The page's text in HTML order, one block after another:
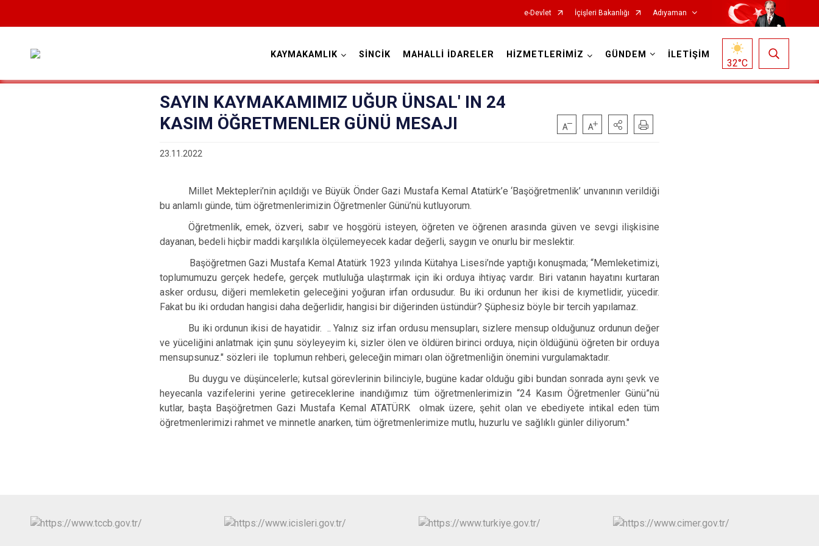
e-Devlet İçişleri Bakanlığı Adıyaman
Gerger
Gölbaşı
Kahta
Samsat
Sincik
Tut
KAYMAKAMLIK SİNCİK MAHALLİ İDARELER HİZMETLERİMİZ GÜNDEM İLETİŞİM
32°C
SAYIN KAYMAKAMIMIZ UĞUR ÜNSAL' IN 24
KASIM ÖĞRETMENLER GÜNÜ MESAJI
23.11.2022
Millet Mektepleri’nin açıldığı ve Büyük Önder Gazi Mustafa Kemal Atatürk’e ‘Başöğretmenlik’ unvanının verildiği
bu anlamlı günde, tüm öğretmenlerimizin Öğretmenler Günü’nü kutluyorum.
Öğretmenlik, emek, özveri, sabır ve hoşgörü isteyen, öğreten ve öğrenen arasında güven ve sevgi ilişkisine
dayanan, bedeli hiçbir maddi karşılıkla ölçülemeyecek kadar değerli, saygın ve onurlu bir meslektir.
Başöğretmen Gazi Mustafa Kemal Atatürk 1923 yılında Kütahya Lisesi’nde yaptığı konuşmada; “Memleketimizi,
toplumumuzu gerçek hedefe, gerçek mutluluğa ulaştırmak için iki orduya ihtiyaç vardır. Biri vatanın hayatını kurtaran
asker ordusu, diğeri memleketin geleceğini yoğuran irfan ordusudur. Bu iki ordunun her ikisi de kıymetlidir, yücedir.
Fakat bu iki ordudan hangisi daha değerlidir, hangisi bir diğerinden üstündür? Şüphesiz böyle bir tercih yapılamaz.
Bu iki ordunun ikisi de hayatidir. .. Yalnız siz irfan ordusu mensupları, sizlere mensup olduğunuz ordunun değer
ve yüceliğini anlatmak için şunu söyleyeyim ki, sizler ölen ve öldüren birinci orduya, niçin öldüğünü öğreten bir orduya
mensupsunuz." sözleri ile toplumun rehberi, geleceğin mimarı olan öğretmenliğin önemini vurgulamaktadır.
Bu duygu ve düşüncelerle; kutsal görevlerinin bilinciyle, bugüne kadar olduğu gibi bundan sonrada aynı şevk ve
heyecanla vazifelerini yerine getireceklerine inandığımız tüm öğretmenlerimizin “24 Kasım Öğretmenler Günü”nü
kutlar, başta Başöğretmen Gazi Mustafa Kemal ATATÜRK olmak üzere, şehit olan ve ebediyete intikal eden tüm
öğretmenlerimizi rahmet ve minnetle anarken, tüm öğretmenlerimize mutlu, huzurlu ve sağlıklı günler diliyorum."